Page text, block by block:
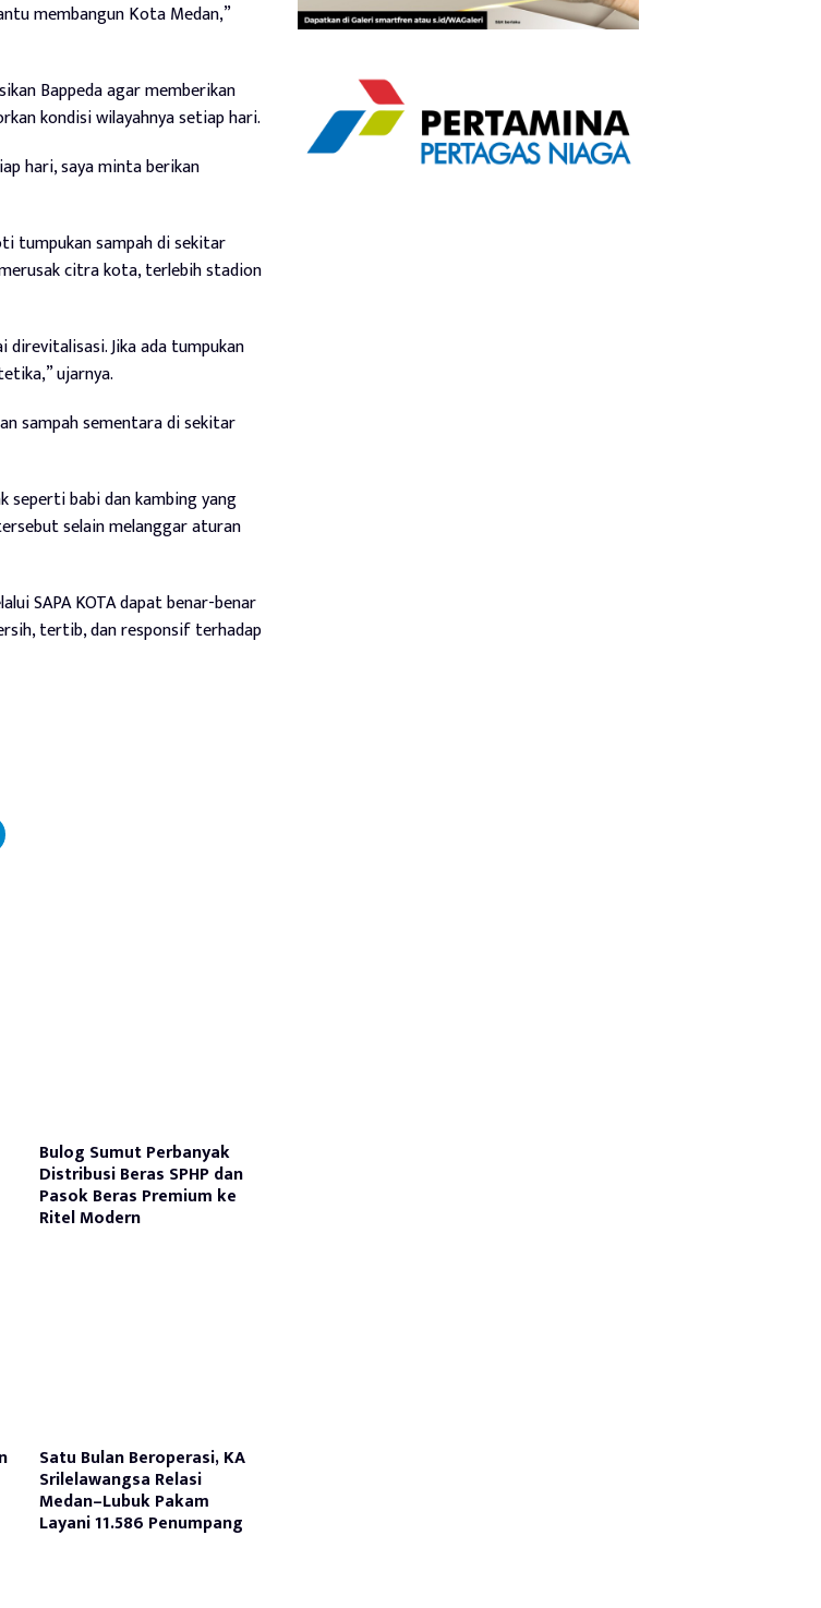
membangun Kota Medan,”
Bappeda agar memberikan
kondisi wilayahnya setiap hari.
hari, saya minta berikan
tumpukan sampah di sekitar
citra kota, terlebih stadion
Jika ada tumpukan
ujarnya.
sampah sementara di sekitar
seperti babi dan kambing yang
selain melanggar aturan
SAPA KOTA dapat benar-benar
tertib, dan responsif terhadap
Bulog Sumut Perbanyak
Distribusi Beras SPHP dan
Pasok Beras Premium ke
Ritel Modern
Satu Bulan Beroperasi, KA
Srilelawangsa Relasi
Medan–Lubuk Pakam
Layani 11.586 Penumpang